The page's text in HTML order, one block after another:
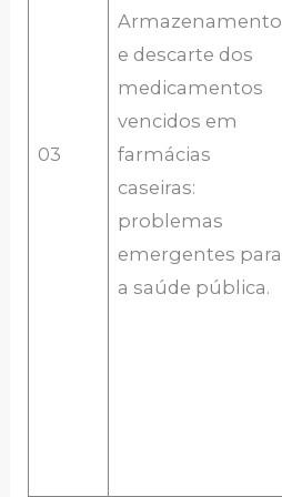
03
Armazenamento
e descarte dos
medicamentos
vencidos em
farmácias
caseiras:
problemas
emergentes para
a saúde pública.